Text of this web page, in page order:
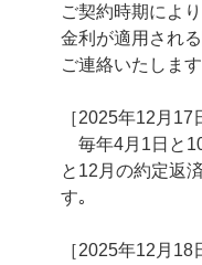
ご契約時期によ
金利が適用され
ご連絡いたします
［2025年12月17
毎年4月1日と
と12月の約定返
す｡
［2025年12月18